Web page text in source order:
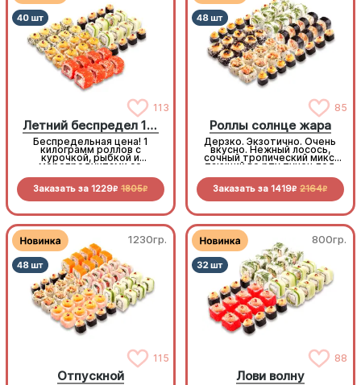
113
Летний беспредел 1 кг
Беспредельная цена! 1
килограмм роллов с
курочкой, рыбкой и
морепродуктами со
вас!
Заказать за 1229R 1805R
85
Роллы солнце жара
Дерзко. Экзотично. Очень
вкусно. Нежный лосось,
сочный тропический микс,
тающий во рту тунец под
вкуса на максимуме!
Заказать за 1419R 2164R
1230гр.
115
Отпускной
800гр.
88
Лови волну